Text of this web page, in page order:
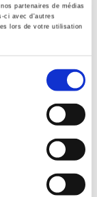
partenaires de médias
ci avec d'autres
lors de votre utilisation